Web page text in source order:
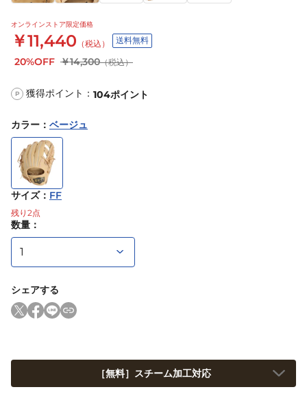
オンラインストア限定価格
￥11,440 （税込） 送料無料
20%OFF ￥14,300（税込）
P 獲得ポイント： 104ポイント
カラー ： ベージュ
サイズ： FF
残り 2 点
数量：
シェアする
［無料］スチーム加工対応